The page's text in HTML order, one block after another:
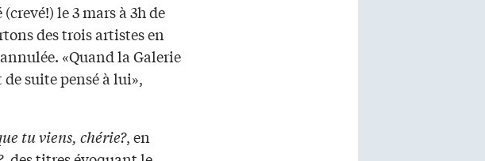
le 3 mars à 3h de
des trois artistes en
«Quand la Galerie
suite pensé à lui»,
tu viens, chérie?, en